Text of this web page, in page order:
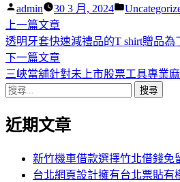
作
者:
admin 30 3 月, 2024
分
文
章
導
覽
上一篇文章下
一
篇
文
透明牙套快速減禮品的T shirt贈品為
下一篇文章下
一
章:
三峽當舖針對未上市股票工具專業
搜
關
近期文章
新竹機車借款選擇竹北借錢免
台北網頁設計擁有台北票貼有